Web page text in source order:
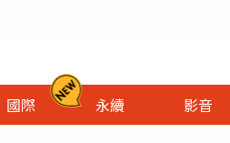
國際 永續 影音